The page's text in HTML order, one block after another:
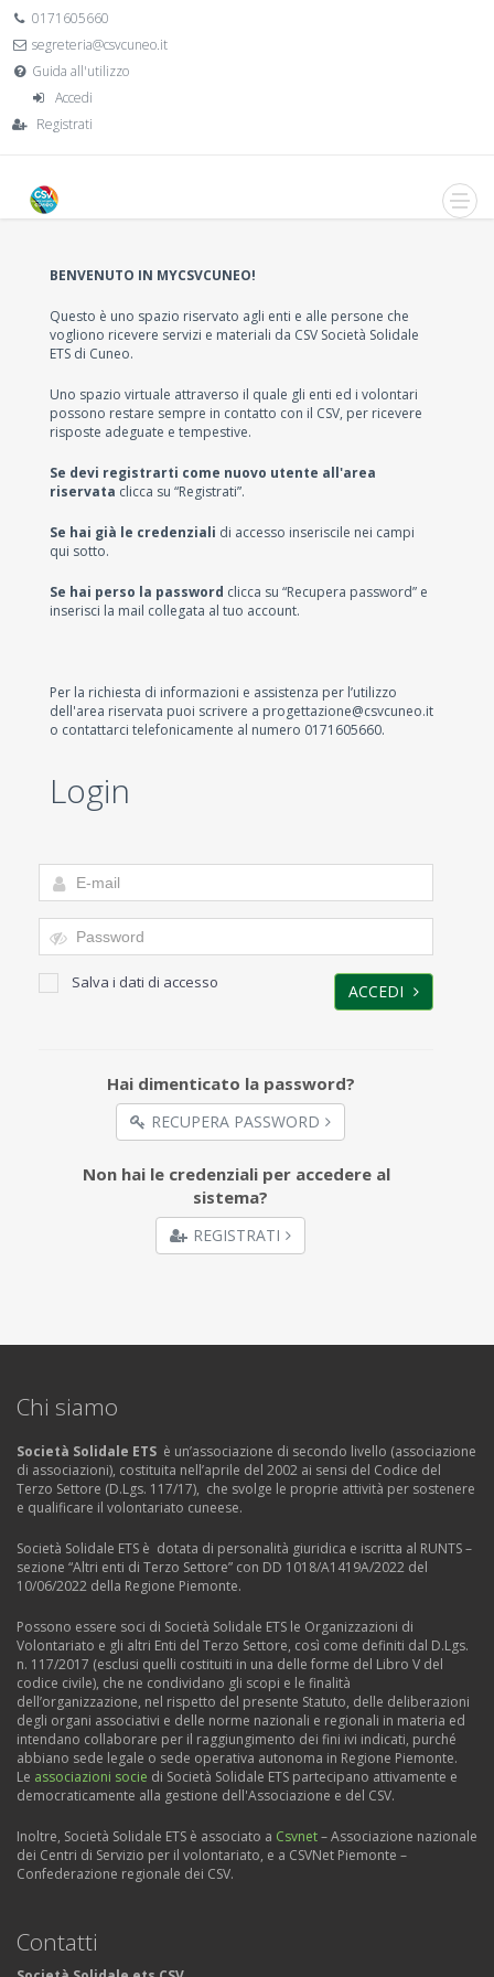
0171605660
segreteria@csvcuneo.it
Guida all'utilizzo
Accedi
Registrati
BENVENUTO IN MYCSVCUNEO!
Questo è uno spazio riservato agli enti e alle persone che
vogliono ricevere servizi e materiali da CSV Società Solidale
ETS di Cuneo.
Uno spazio virtuale attraverso il quale gli enti ed i volontari
possono restare sempre in contatto con il CSV, per ricevere
risposte adeguate e tempestive.
Se devi registrarti come nuovo utente all'area
riservata clicca su “Registrati”.
Se hai già le credenziali di accesso inseriscile nei campi
qui sotto.
Se hai perso la password clicca su “Recupera password” e
inserisci la mail collegata al tuo account.
Per la richiesta di informazioni e assistenza per l’utilizzo
dell'area riservata puoi scrivere a progettazione@csvcuneo.it
o contattarci telefonicamente al numero 0171605660.
Login
Salva i dati di accesso ACCEDI
Hai dimenticato la password?
RECUPERA PASSWORD
Non hai le credenziali per accedere al
sistema?
REGISTRATI
Chi siamo
Società Solidale ETS è un’associazione di secondo livello (associazione
di associazioni), costituita nell’aprile del 2002 ai sensi del Codice del
Terzo Settore (D.Lgs. 117/17), che svolge le proprie attività per sostenere
e qualificare il volontariato cuneese.
Società Solidale ETS è dotata di personalità giuridica e iscritta al RUNTS –
sezione “Altri enti di Terzo Settore” con DD 1018/A1419A/2022 del
10/06/2022 della Regione Piemonte.
Possono essere soci di Società Solidale ETS le Organizzazioni di
Volontariato e gli altri Enti del Terzo Settore, così come definiti dal D.Lgs.
n. 117/2017 (esclusi quelli costituiti in una delle forme del Libro V del
codice civile), che ne condividano gli scopi e le finalità
dell’organizzazione, nel rispetto del presente Statuto, delle deliberazioni
degli organi associativi e delle norme nazionali e regionali in materia ed
intendano collaborare per il raggiungimento dei fini ivi indicati, purché
abbiano sede legale o sede operativa autonoma in Regione Piemonte.
Le associazioni socie di Società Solidale ETS partecipano attivamente e
democraticamente alla gestione dell'Associazione e del CSV.
Inoltre, Società Solidale ETS è associato a Csvnet– Associazione nazionale
dei Centri di Servizio per il volontariato, e a CSVNet Piemonte –
Confederazione regionale dei CSV.
Contatti